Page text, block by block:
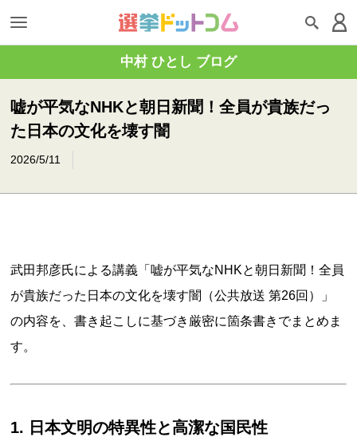
中村 ひとし ブログ
嘘が平気なNHKと朝日新聞！全員が貴族だっ
た日本の文化を壊す闇
2026/5/11
武田邦彦氏による講義「嘘が平気なNHKと朝日新聞！全員
が貴族だった日本の文化を壊す闇（公共放送 第26回）」
の内容を、書き起こしに基づき厳密に箇条書きでまとめま
す。
1. 日本文明の特異性と高潔な国民性